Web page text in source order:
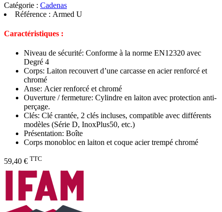
Catégorie : Cadenas
Référence : Armed U
Caractéristiques :
Niveau de sécurité: Conforme à la norme EN12320 avec
Degré 4
Corps: Laiton recouvert d’une carcasse en acier renforcé et
chromé
Anse: Acier renforcé et chromé
Ouverture / fermeture: Cylindre en laiton avec protection anti-
perçage.
Clés: Clé crantée, 2 clés incluses, compatible avec différents
modèles (Série D, InoxPlus50, etc.)
Présentation: Boîte
Corps monobloc en laiton et coque acier trempé chromé
59,40 € TTC